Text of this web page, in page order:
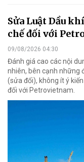
Sửa Luật Dầu
chế đối với
09/08/2026 04:30
Đánh giá cao các nội
nhiên, bên cạnh những
(sửa đổi), không ít ý
đối với Petrovietnam.